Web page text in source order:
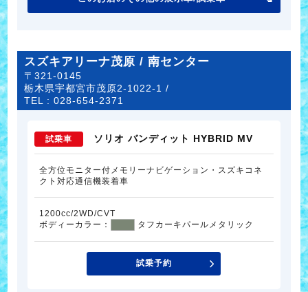
スズキアリーナ茂原 / 南センター
〒321-0145
栃木県宇都宮市茂原2-1022-1 /
TEL :028-654-2371
試乗車 ソリオ バンディット HYBRID MV
全方位モニター付メモリーナビゲーション・スズキコネ
クト対応通信機装着車
1200cc/2WD/CVT
ボディーカラー：
タフカーキパールメタリック
試乗予約